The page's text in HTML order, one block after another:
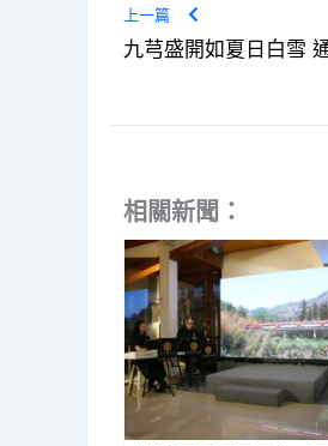
上一篇
九芎盛開如夏日白雪
相關新聞：